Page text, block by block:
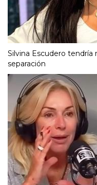
Silvina Escudero
separación